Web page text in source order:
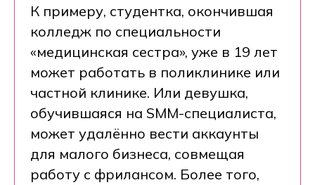
К примеру, студентка, окончившая
колледж по специальности
«медицинская сестра», уже в 19 лет
может работать в поликлинике или
частной клинике. Или девушка,
обучившаяся на SMM-специалиста,
может удалённо вести аккаунты
для малого бизнеса, совмещая
работу с фрилансом. Более того,